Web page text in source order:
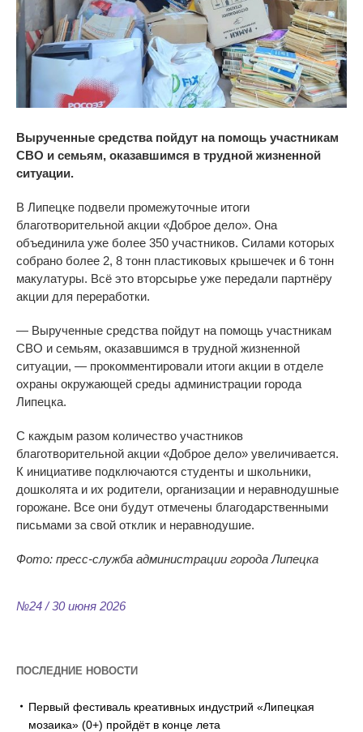
Вырученные средства пойдут на помощь участникам
СВО и семьям, оказавшимся в трудной жизненной
ситуации.
В Липецке подвели промежуточные итоги
благотворительной акции «Доброе дело». Она
объединила уже более 350 участников. Силами которых
собрано более 2, 8 тонн пластиковых крышечек и 6 тонн
макулатуры. Всё это вторсырье уже передали партнёру
акции для переработки.
— Вырученные средства пойдут на помощь участникам
СВО и семьям, оказавшимся в трудной жизненной
ситуации, — прокомментировали итоги акции в отделе
охраны окружающей среды администрации города
Липецка.
С каждым разом количество участников
благотворительной акции «Доброе дело» увеличивается.
К инициативе подключаются студенты и школьники,
дошколята и их родители, организации и неравнодушные
горожане. Все они будут отмечены благодарственными
письмами за свой отклик и неравнодушие.
Фото: пресс-служба администрации города Липецка
№24 / 30 июня 2026
ПОСЛЕДНИЕ НОВОСТИ
Первый фестиваль креативных индустрий «Липецкая
мозаика» (0+) пройдёт в конце лета